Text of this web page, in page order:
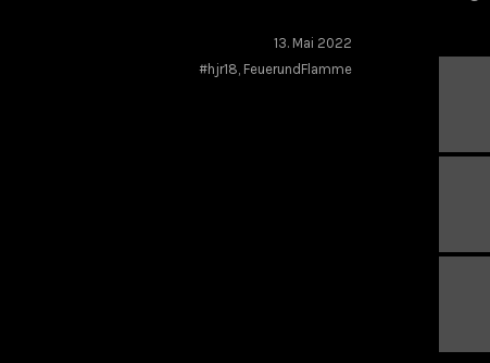
13. Mai 2022
#hjr18, FeuerundFlamme